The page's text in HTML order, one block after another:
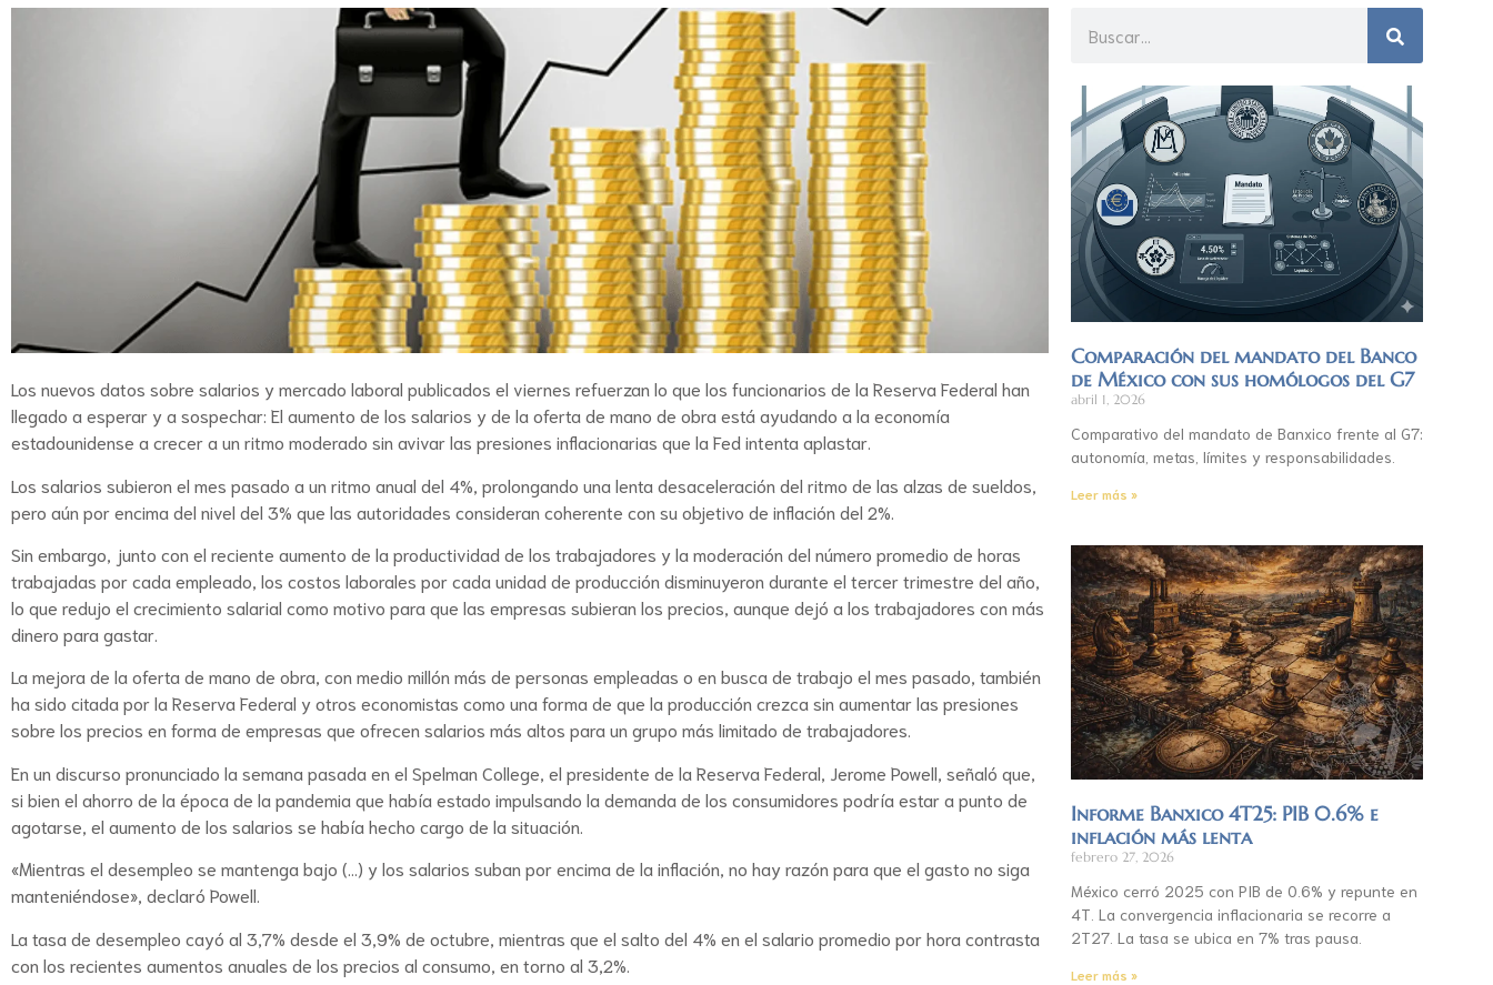
Los nuevos datos sobre salarios y mercado laboral publicados el viernes refuerzan lo que los funcionarios de la Reserva Federal han
llegado a esperar y a sospechar: El aumento de los salarios y de la oferta de mano de obra está ayudando a la economía
estadounidense a crecer a un ritmo moderado sin avivar las presiones inflacionarias que la Fed intenta aplastar.
Los salarios subieron el mes pasado a un ritmo anual del 4%, prolongando una lenta desaceleración del ritmo de las alzas de sueldos,
pero aún por encima del nivel del 3% que las autoridades consideran coherente con su objetivo de inflación del 2%.
Sin embargo, junto con el reciente aumento de la productividad de los trabajadores y la moderación del número promedio de horas
trabajadas por cada empleado, los costos laborales por cada unidad de producción disminuyeron durante el tercer trimestre del año,
lo que redujo el crecimiento salarial como motivo para que las empresas subieran los precios, aunque dejó a los trabajadores con más
dinero para gastar.
La mejora de la oferta de mano de obra, con medio millón más de personas empleadas o en busca de trabajo el mes pasado, también
ha sido citada por la Reserva Federal y otros economistas como una forma de que la producción crezca sin aumentar las presiones
sobre los precios en forma de empresas que ofrecen salarios más altos para un grupo más limitado de trabajadores.
En un discurso pronunciado la semana pasada en el Spelman College, el presidente de la Reserva Federal, Jerome Powell, señaló que,
si bien el ahorro de la época de la pandemia que había estado impulsando la demanda de los consumidores podría estar a punto de
agotarse, el aumento de los salarios se había hecho cargo de la situación.
«Mientras el desempleo se mantenga bajo (…) y los salarios suban por encima de la inflación, no hay razón para que el gasto no siga
manteniéndose», declaró Powell.
La tasa de desempleo cayó al 3,7% desde el 3,9% de octubre, mientras que el salto del 4% en el salario promedio por hora contrasta
con los recientes aumentos anuales de los precios al consumo, en torno al 3,2%.
Comparación del mandato del Banco
de México con sus homólogos del G7
abril 1, 2026
Comparativo del mandato de Banxico frente al G7:
autonomía, metas, límites y responsabilidades.
Leer más »
Informe Banxico 4T25: PIB 0.6% e
inflación más lenta
febrero 27, 2026
México cerró 2025 con PIB de 0.6% y repunte en
4T. La convergencia inflacionaria se recorre a
2T27. La tasa se ubica en 7% tras pausa.
Leer más »